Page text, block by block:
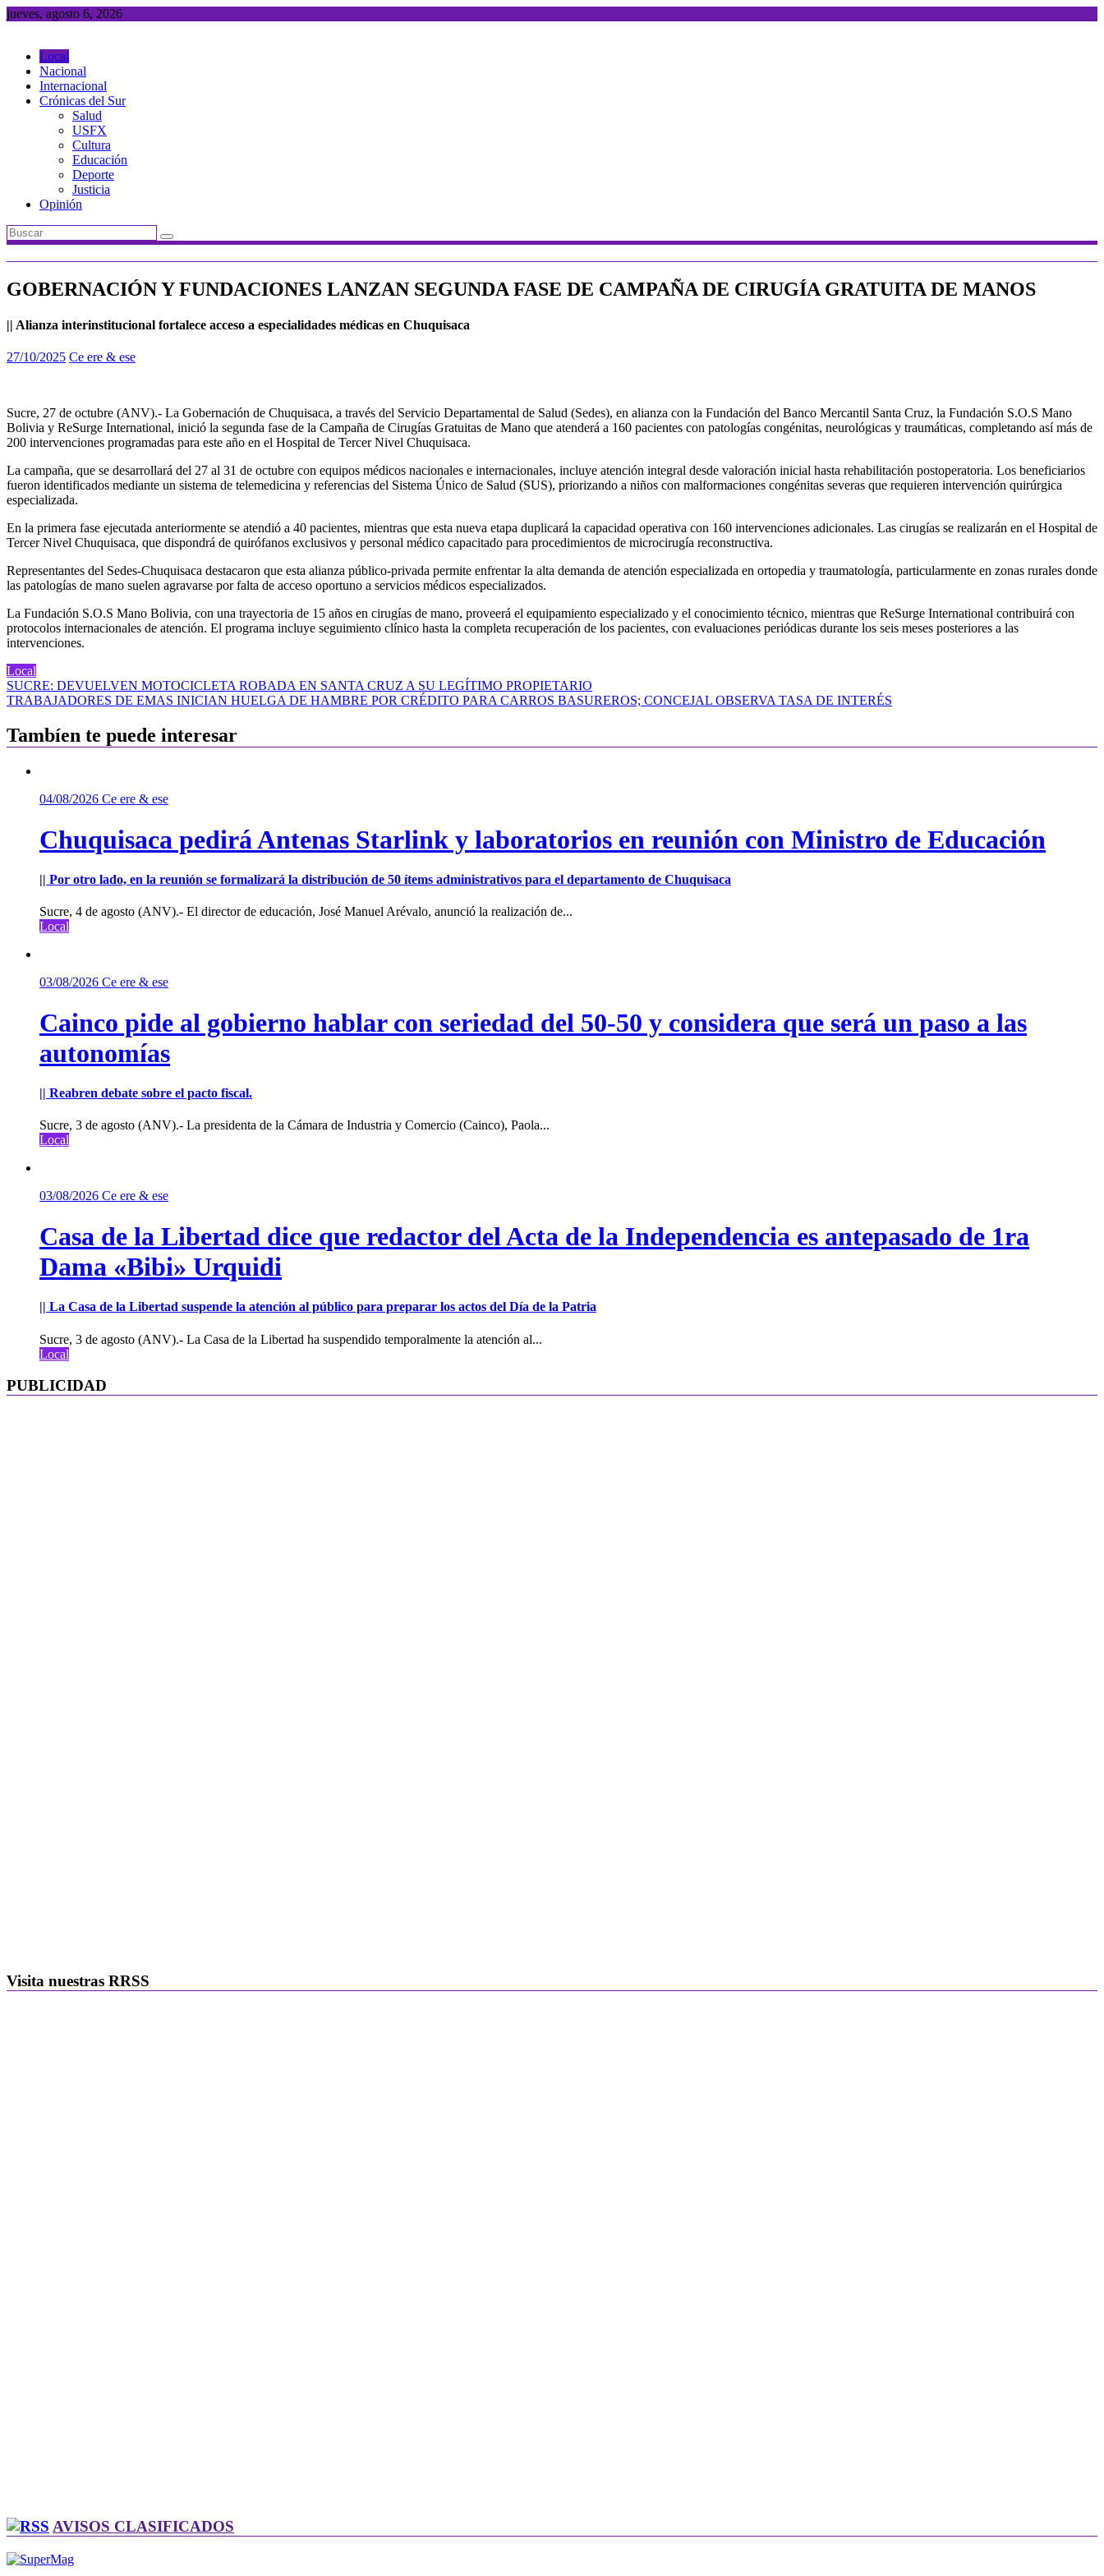
Saltar
jueves, agosto 6, 2026
Local
Nacional
Internacional
Crónicas del Sur
Salud
USFX
Cultura
Educación
Deporte
Justicia
Opinión
GOBERNACIÓN Y FUNDACIONES LANZAN SEGUNDA FASE DE CAMPAÑA DE CIRUGÍA GRATUITA DE MANOS
|| Alianza interinstitucional fortalece acceso a especialidades médicas en Chuquisaca
27/10/2025 Ce ere & ese
Sucre, 27 de octubre (ANV).- La Gobernación de Chuquisaca, a través del Servicio Departamental de Salud (Sedes), en alianza con la Fundación del Banco Mercantil Santa Cruz, la Fundación S.O.S Mano
Bolivia y ReSurge International, inició la segunda fase de la Campaña de Cirugías Gratuitas de Mano que atenderá a 160 pacientes con patologías congénitas, neurológicas y traumáticas, completando así más de
200 intervenciones programadas para este año en el Hospital de Tercer Nivel Chuquisaca.
La campaña, que se desarrollará del 27 al 31 de octubre con equipos médicos nacionales e internacionales, incluye atención integral desde valoración inicial hasta rehabilitación postoperatoria. Los beneficiarios
fueron identificados mediante un sistema de telemedicina y referencias del Sistema Único de Salud (SUS), priorizando a niños con malformaciones congénitas severas que requieren intervención quirúrgica
especializada.
En la primera fase ejecutada anteriormente se atendió a 40 pacientes, mientras que esta nueva etapa duplicará la capacidad operativa con 160 intervenciones adicionales. Las cirugías se realizarán en el Hospital de
Tercer Nivel Chuquisaca, que dispondrá de quirófanos exclusivos y personal médico capacitado para procedimientos de microcirugía reconstructiva.
Representantes del Sedes-Chuquisaca destacaron que esta alianza público-privada permite enfrentar la alta demanda de atención especializada en ortopedia y traumatología, particularmente en zonas rurales donde
las patologías de mano suelen agravarse por falta de acceso oportuno a servicios médicos especializados.
La Fundación S.O.S Mano Bolivia, con una trayectoria de 15 años en cirugías de mano, proveerá el equipamiento especializado y el conocimiento técnico, mientras que ReSurge International contribuirá con
protocolos internacionales de atención. El programa incluye seguimiento clínico hasta la completa recuperación de los pacientes, con evaluaciones periódicas durante los seis meses posteriores a las
intervenciones.
Local
Navegación
de
entradas
SUCRE: DEVUELVEN MOTOCICLETA ROBADA EN SANTA CRUZ A SU LEGÍTIMO PROPIETARIO
TRABAJADORES DE EMAS INICIAN HUELGA DE HAMBRE POR CRÉDITO PARA CARROS BASUREROS; CONCEJAL OBSERVA TASA DE INTERÉS
Tambíen te puede interesar
04/08/2026 Ce ere & ese
Chuquisaca pedirá Antenas Starlink y laboratorios en reunión con Ministro de Educación
|| Por otro lado, en la reunión se formalizará la distribución de 50 ítems administrativos para el departamento de Chuquisaca
Sucre, 4 de agosto (ANV).- El director de educación, José Manuel Arévalo, anunció la realización de...
Local
03/08/2026 Ce ere & ese
Cainco pide al gobierno hablar con seriedad del 50-50 y considera que será un paso a las
autonomías
|| Reabren debate sobre el pacto fiscal.
Sucre, 3 de agosto (ANV).- La presidenta de la Cámara de Industria y Comercio (Cainco), Paola...
Local
03/08/2026 Ce ere & ese
Casa de la Libertad dice que redactor del Acta de la Independencia es antepasado de 1ra
Dama «Bibi» Urquidi
|| La Casa de la Libertad suspende la atención al público para preparar los actos del Día de la Patria
Sucre, 3 de agosto (ANV).- La Casa de la Libertad ha suspendido temporalmente la atención al...
Local
PUBLICIDAD
Visita nuestras RRSS
AVISOS CLASIFICADOS